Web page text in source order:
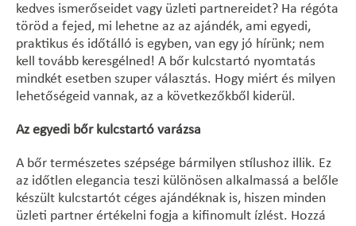
kedves ismerőseidet vagy üzleti partnereidet? Ha régóta
töröd a fejed, mi lehetne az az ajándék, ami egyedi,
praktikus és időtálló is egyben, van egy jó hírünk; nem
kell tovább keresgélned! A bőr kulcstartó nyomtatás
mindkét esetben szuper választás. Hogy miért és milyen
lehetőségeid vannak, az a következőkből kiderül.
Az egyedi bőr kulcstartó varázsa
A bőr természetes szépsége bármilyen stílushoz illik. Ez
az időtlen elegancia teszi különösen alkalmassá a belőle
készült kulcstartót céges ajándéknak is, hiszen minden
üzleti partner értékelni fogja a kifinomult ízlést. Hozzá